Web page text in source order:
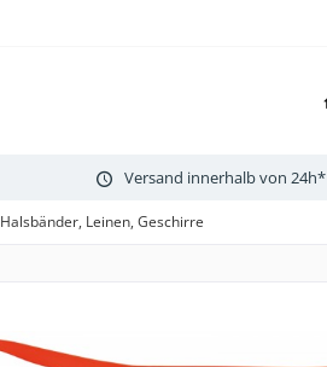
Versand innerhalb von 24h*
Halsbänder, Leinen, Geschirre